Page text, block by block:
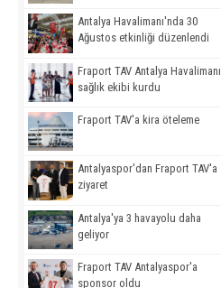
Antalya Havalimanı'nda 30
Ağustos etkinliği düzenlendi
Fraport TAV Antalya Havalimanı
sağlık ekibi kurdu
Fraport TAV'a kira öteleme
Antalyaspor'dan Fraport TAV'a
ziyaret
Antalya'ya 3 havayolu daha
geliyor
Fraport TAV Antalyaspor'a
sponsor oldu